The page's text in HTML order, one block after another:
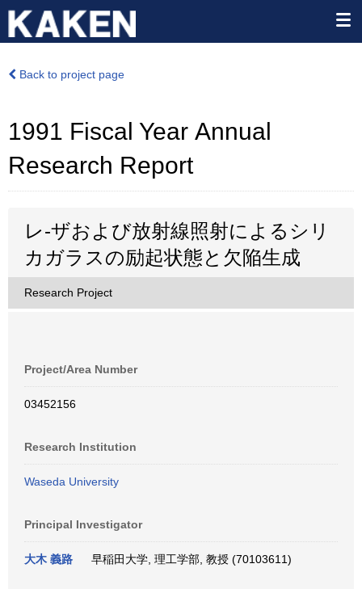
Back to project page
1991 Fiscal Year Annual
Research Report
レ-ザおよび放射線照射によるシリ
カガラスの励起状態と欠陥生成
Research Project
Project/Area Number
03452156
Research Institution
Waseda University
Principal Investigator
大木 義路 早稲田大学, 理工学部, 教授 (70103611)